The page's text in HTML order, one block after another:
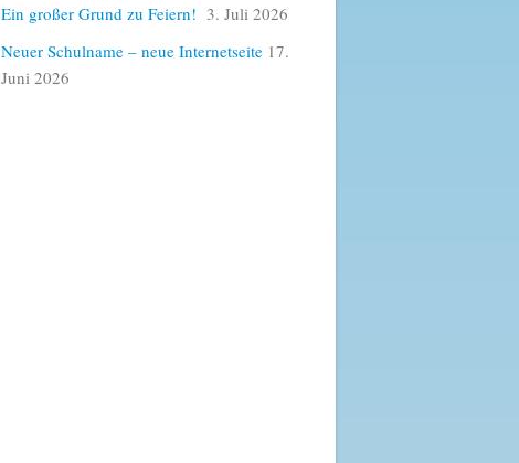
Ein großer Grund zu Feiern! 3. Juli 2026
Neuer Schulname – neue Internetseite 17.
Juni 2026